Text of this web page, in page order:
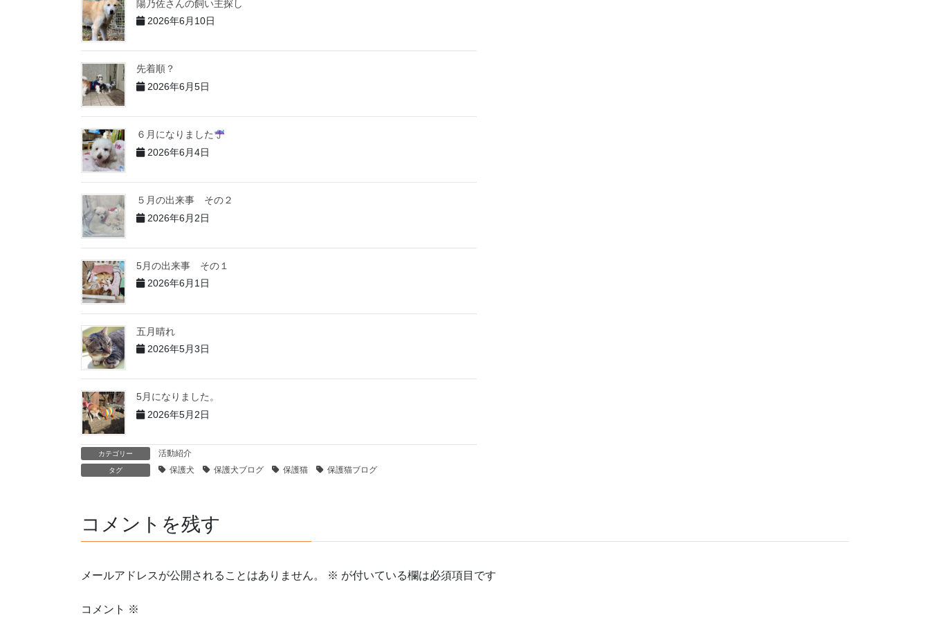
陽乃佐さんの飼い主探し
2026年6月10日
先着順？
2026年6月5日
６月になりました
2026年6月4日
５月の出来事 その２
2026年6月2日
5月の出来事 その１
2026年6月1日
五月晴れ
2026年5月3日
5月になりました。
2026年5月2日
カテゴリー 活動紹介
タグ 保護犬 保護犬ブログ 保護猫 保護猫ブログ
コメントを残す
メールアドレスが公開されることはありません。 ※ が付いている欄は必須項目です
コメント ※